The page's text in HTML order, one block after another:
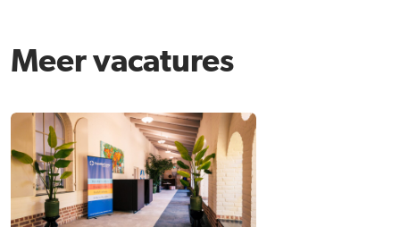
Meer vacatures